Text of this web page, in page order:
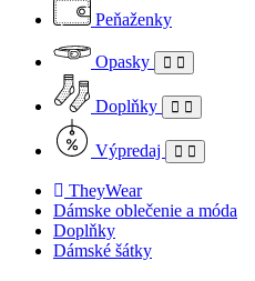
Peňaženky
Opasky
Doplňky
Výpredaj
TheyWear
Dámske oblečenie a móda
Doplňky
Dámské šátky